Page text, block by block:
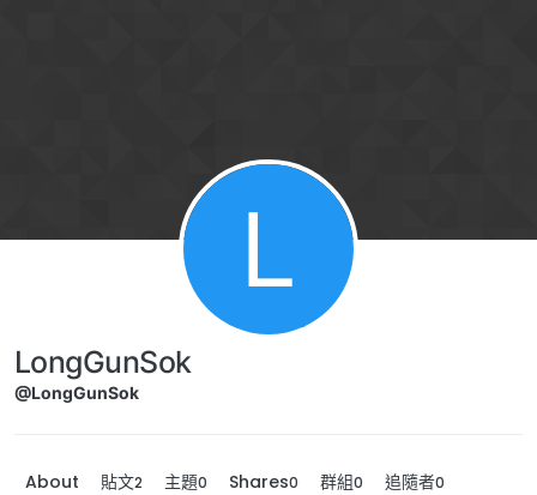
L
LongGunSok
@LongGunSok
About 貼文2 主題0 Shares0 群組0 追隨者0